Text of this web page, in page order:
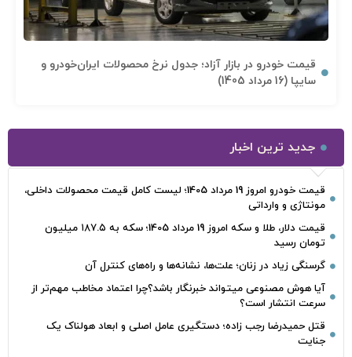
قیمت خودرو در بازار آزاد؛ جدول نرخ محصولات ایران‌خودرو و
سایپا (16 مرداد 1405)
جدید ترین اخبار
قیمت خودرو امروز 19 مرداد 1405؛ لیست کامل قیمت محصولات داخلی،
مونتاژی و وارداتی
قیمت دلار، طلا و سکه امروز 19 مرداد 1405؛ سکه به ۱۸۷.۵ میلیون
تومان رسید
گرسنگی زیاد در زنان؛ علت‌ها، نشانه‌ها و راه‌های کنترل آن
آیا هوش مصنوعی میتواند خبرنگار باشد؟چرا اعتماد مخاطب مهم‌تر از
سرعت انتشار است؟
قتل حمیدرضا رجب‌ زاده؛ دستگیری عامل اصلی و ابعاد هولناک یک
جنایت